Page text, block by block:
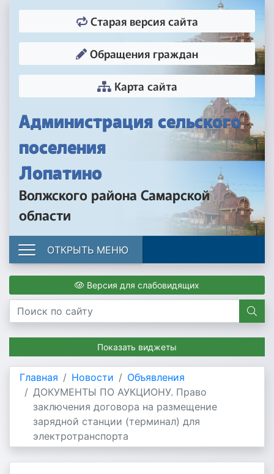
Администрация сельского
поселения
Лопатино
Волжского района Самарской
области
Старая версия сайта
Обращения граждан
Карта сайта
ОТКРЫТЬ МЕНЮ
Версия для слабовидящих
Показать виджеты
Главная Новости
Объявления
ДОКУМЕНТЫ ПО АУКЦИОНУ. Право
заключения договора на размещение
зарядной станции (терминал) для
электротранспорта